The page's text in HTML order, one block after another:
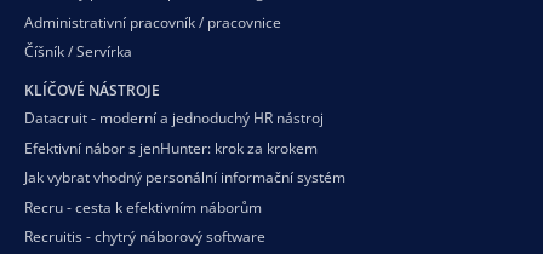
Administrativní pracovník / pracovnice
Číšník / Servírka
KLÍČOVÉ NÁSTROJE
Datacruit - moderní a jednoduchý HR nástroj
Efektivní nábor s jenHunter: krok za krokem
Jak vybrat vhodný personální informační systém
Recru - cesta k efektivním náborům
Recruitis - chytrý náborový software